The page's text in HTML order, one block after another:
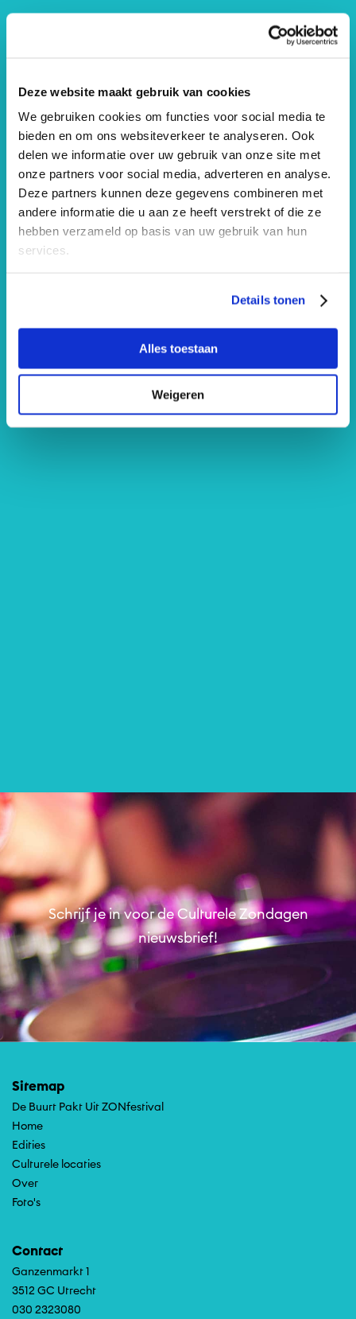
Deze website maakt gebruik van cookies
We gebruiken cookies om functies voor social media te
bieden en om ons websiteverkeer te analyseren. Ook
delen we informatie over uw gebruik van onze site met
onze partners voor social media, adverteren en analyse.
Deze partners kunnen deze gegevens combineren met
andere informatie die u aan ze heeft verstrekt of die ze
hebben verzameld op basis van uw gebruik van hun
services.
Details tonen
Alles toestaan
Weigeren
Indiase Bollywood Dans
Theater & Dans
Big Dipper BigBand
ZIMIHC Zuilen
Muziek
Schrijf je in voor de Culturele Zondagen
nieuwsbrief!
Sitemap
De Buurt Pakt Uit ZONfestival
Home
Edities
Culturele locaties
Over
Foto's
Contact
Ganzenmarkt 1
3512 GC Utrecht
030 2323080